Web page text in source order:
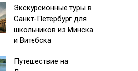
Экскурсионные туры в
Санкт-Петербург для
школьников из Минска
и Витебска
Путешествие на